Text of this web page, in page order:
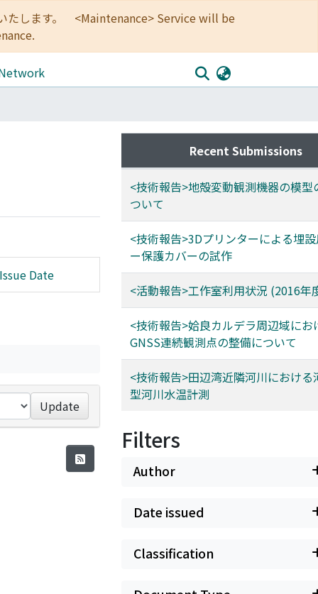
たします。 <Maintenance> Service will be
Date
Update
Recent Submissions
<技術報告>地殻変動観測機器の模型
ついて
<技術報告>3Dプリンターによる埋
ー保護カバーの試作
<活動報告>工作室利用状況 (2016年
<技術報告>姶良カルデラ周辺域にお
GNSS連続観測点の整備について
<技術報告>田辺湾近隣河川における
型河川水温計測
Filters
Author
Date issued
Classification